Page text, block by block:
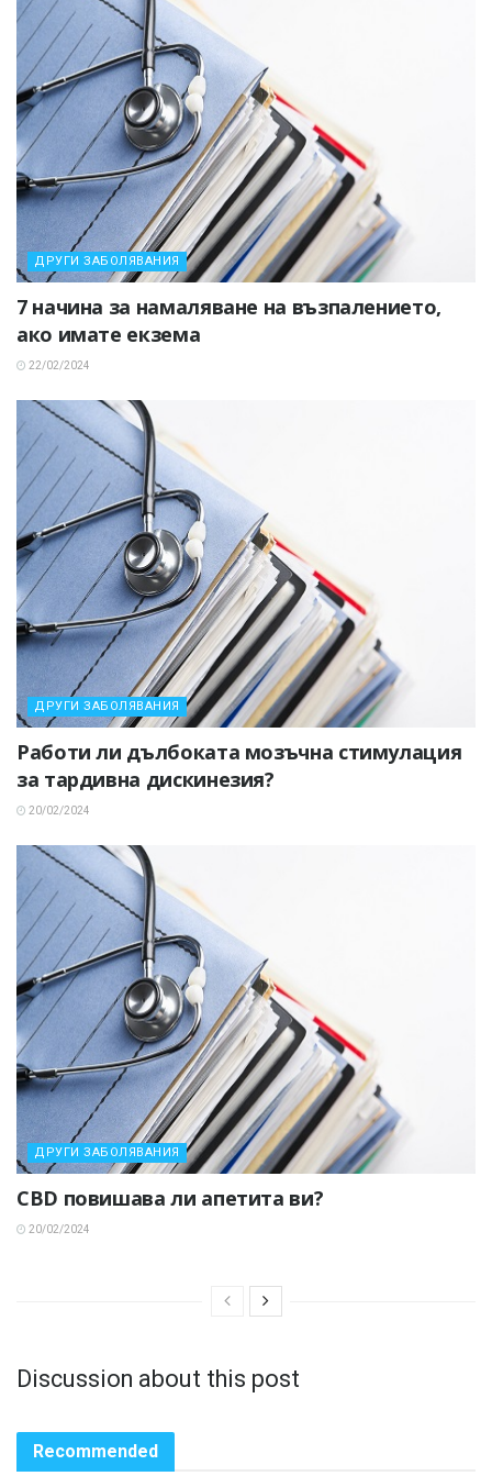
ДРУГИ ЗАБОЛЯВАНИЯ
7 начина за намаляване на възпалението,
ако имате екзема
22/02/2024
ДРУГИ ЗАБОЛЯВАНИЯ
Работи ли дълбоката мозъчна стимулация
за тардивна дискинезия?
20/02/2024
ДРУГИ ЗАБОЛЯВАНИЯ
CBD повишава ли апетита ви?
20/02/2024
Discussion about this post
Recommended